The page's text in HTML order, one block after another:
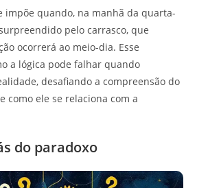
impõe quando, na manhã da quarta-
pelo carrasco, que
ocorrerá ao meio-dia. Esse
a lógica pode falhar quando
desafiando a compreensão do
como ele se relaciona com a
do paradoxo